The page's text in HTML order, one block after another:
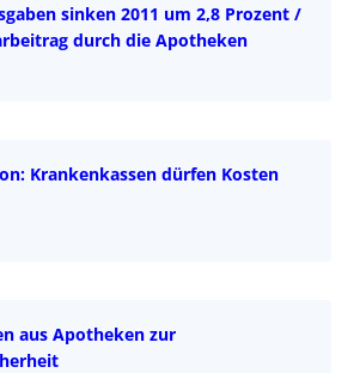
sinken 2011 um 2,8 Prozent /
durch die Apotheken
Krankenkassen dürfen Kosten
aus Apotheken zur